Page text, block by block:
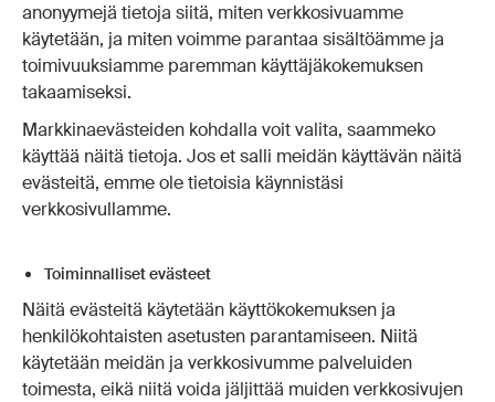
anonyymejä tietoja siitä, miten verkkosivuamme
käytetään, ja miten voimme parantaa sisältöämme ja
toimivuuksiamme paremman käyttäjäkokemuksen
takaamiseksi.
Markkinaevästeiden kohdalla voit valita, saammeko
käyttää näitä tietoja. Jos et salli meidän käyttävän näitä
evästeitä, emme ole tietoisia käynnistäsi
verkkosivullamme.
Toiminnalliset evästeet
Näitä evästeitä käytetään käyttökokemuksen ja
henkilökohtaisten asetusten parantamiseen. Niitä
käytetään meidän ja verkkosivumme palveluiden
toimesta, eikä niitä voida jäljittää muiden verkkosivujen